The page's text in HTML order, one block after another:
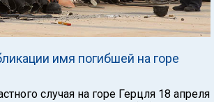
имя погибшей на горе
случая на горе Герцля 18 апреля